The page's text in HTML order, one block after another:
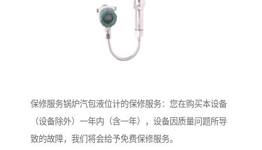
保修服务锅炉汽包液位计的保修服务：您在购买本设备
（设备除外）一年内（含一年），设备因质量问题所导
致的故障，我们将会给予免费保修服务。